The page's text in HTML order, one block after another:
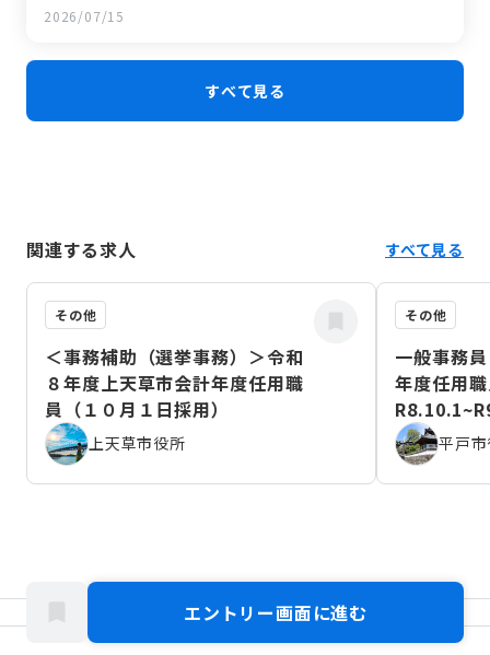
2026/07/15
すべて見る
関連する求人 すべて見る
その他
＜事務補助（選挙事務）＞令和
８年度上天草市会計年度任用職
員（１０月１日採用）
上天草市役所
その他
一般事務
年度任用
平戸
エントリー画面に進む